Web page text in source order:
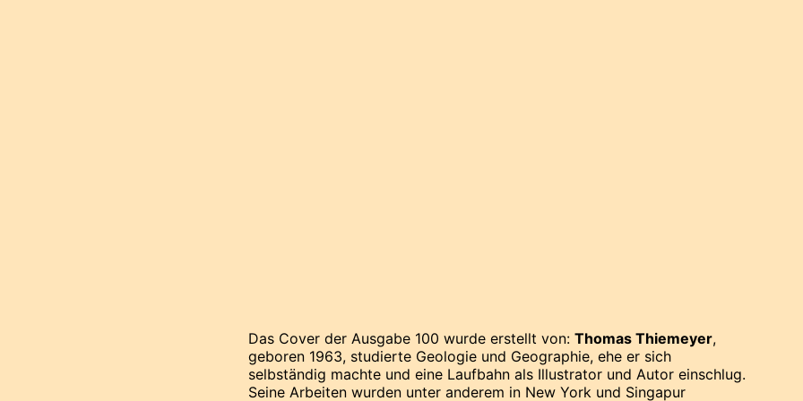
Das Cover der Ausgabe 100 wurde erstellt von:Thomas Thiemeyer,
geboren 1963, studierte Geologie und Geographie, ehe er sich
selbständig machte und eine Laufbahn als Illustrator und Autor einschlug.
Seine Arbeiten wurden unter anderem in New York und Singapur